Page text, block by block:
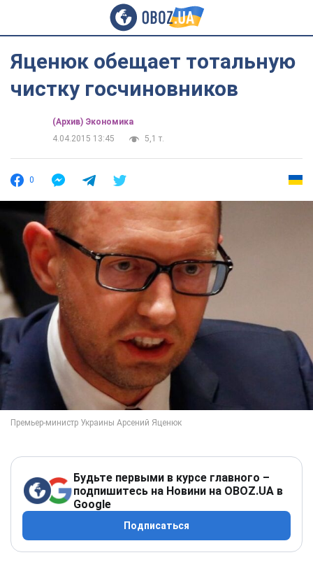
Яценюк обещает тотальную
чистку госчиновников
(Архив) Экономика
4.04.2015 13:45
5,1 т.
0
Будьте первыми в курсе главного –
подпишитесь на Новини на OBOZ.UA в
Google
Подписаться